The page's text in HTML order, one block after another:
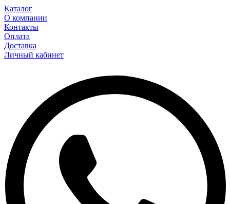
Каталог
О компании
Контакты
Оплата
Доставка
Личный кабинет